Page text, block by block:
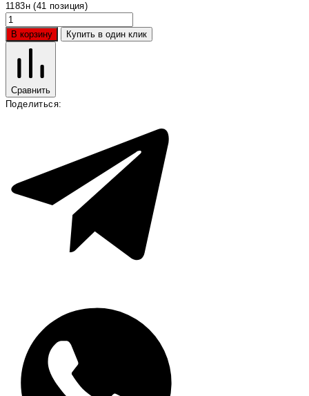
1183н (41 позиция)
В корзину Купить в один клик
Сравнить
Поделиться: